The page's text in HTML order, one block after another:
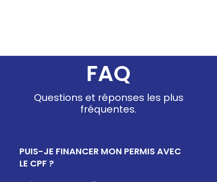
FAQ
Questions et réponses les plus
fréquentes.
PUIS-JE FINANCER MON PERMIS AVEC
LE CPF ?